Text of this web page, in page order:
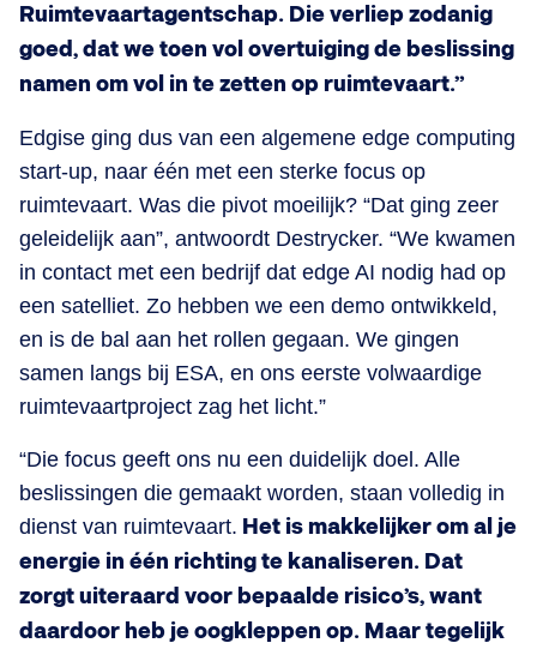
Ruimtevaartagentschap. Die verliep zodanig
goed, dat we toen vol overtuiging de beslissing
namen om vol in te zetten op ruimtevaart.”
Edgise ging dus van een algemene edge computing
start-up, naar één met een sterke focus op
ruimtevaart. Was die pivot moeilijk? “Dat ging zeer
geleidelijk aan”, antwoordt Destrycker. “We kwamen
in contact met een bedrijf dat edge AI nodig had op
een satelliet. Zo hebben we een demo ontwikkeld,
en is de bal aan het rollen gegaan. We gingen
samen langs bij ESA, en ons eerste volwaardige
ruimtevaartproject zag het licht.”
“Die focus geeft ons nu een duidelijk doel. Alle
beslissingen die gemaakt worden, staan volledig in
dienst van ruimtevaart. Het is makkelijker om al je
energie in één richting te kanaliseren. Dat
zorgt uiteraard voor bepaalde risico’s, want
daardoor heb je oogkleppen op. Maar tegelijk